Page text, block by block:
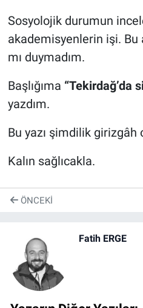
Sosyolojik durumun
akademisyenlerin işi. Bu
mı duymadım.
Başlığıma “Tekirdağ’da
yazdım.
Bu yazı şimdilik girizgâh
Kalın sağlıcakla.
ÖNCEKI
Fatih ERGE